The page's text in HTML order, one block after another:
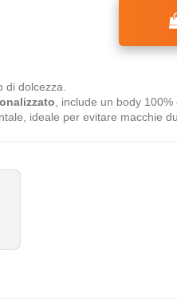
di dolcezza.
, include un body
ideale per evitare macchie